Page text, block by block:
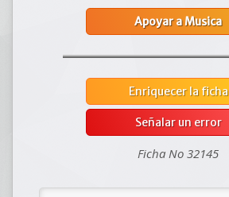
Apoyar a Musica
Enriquecer la ficha
Señalar un error
Ficha No 32145